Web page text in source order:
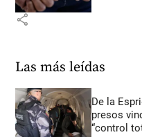
share
Las más leídas
De la
presos
“control